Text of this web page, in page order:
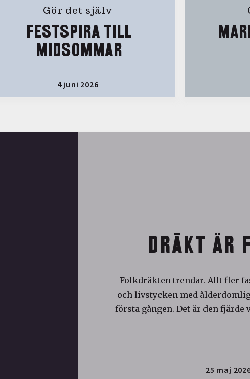
Gör det själv
FESTSPIRA TILL
MIDSOMMAR
4 juni 2026
DRÄKT ÄR
Folkdräkten trendar. Allt fler
och livstycken med
första gången. Det är den fjärde
25 maj